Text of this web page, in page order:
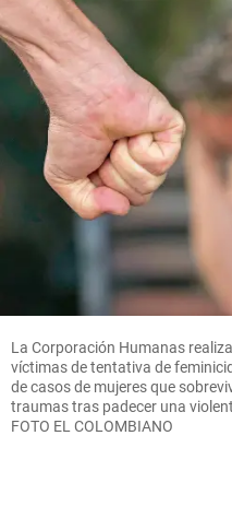
La Corporación Humanas
víctimas de tentativa de
de casos de mujeres que
traumas tras padecer una
FOTO EL COLOMBIANO